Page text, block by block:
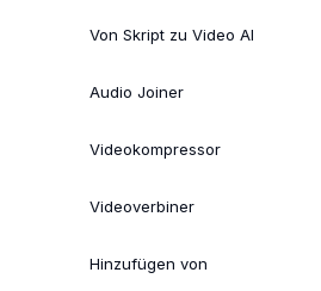
Von Skript zu Video AI
Audio Joiner
Videokompressor
Videoverbiner
Hinzufügen von